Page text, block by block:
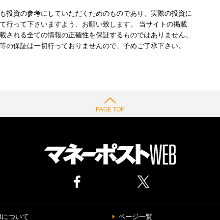
投資の参考にしていただくためのものであり、実際の投資に
行って下さいますよう、お願い致します。 当サイトの掲載
される全ての情報の正確性を保証するものではありません。
の保証は一切行っておりませんので、予めご了承下さい。
PAGE TOP
ついて ページ一覧